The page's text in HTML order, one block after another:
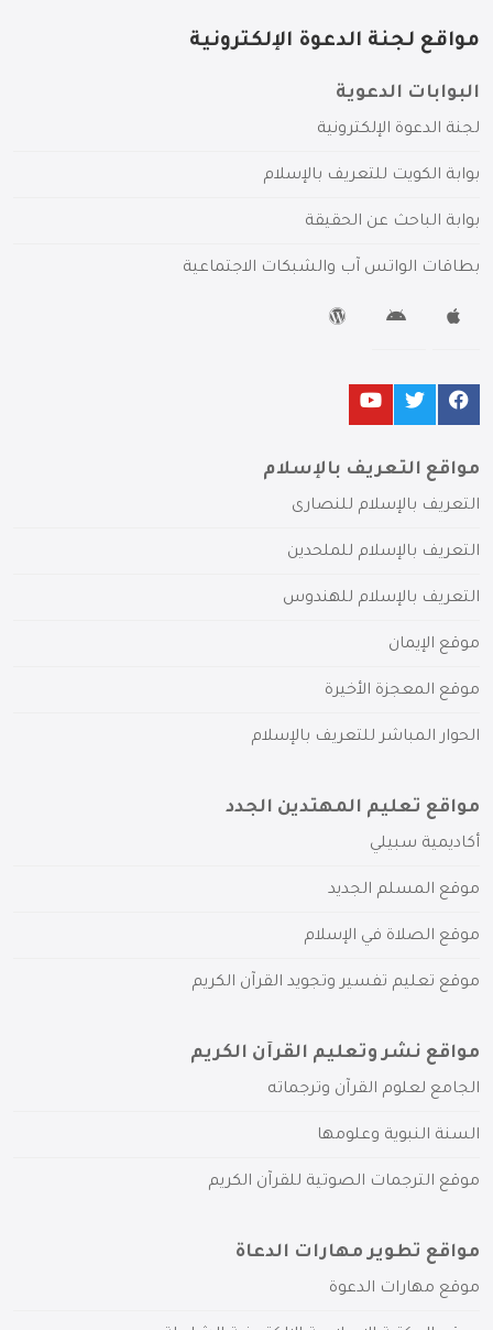
مواقع لجنة الدعوة الإلكترونية
البوابات الدعوية
لجنة الدعوة الإلكترونية
بوابة الكويت للتعريف بالإسلام
بوابة الباحث عن الحقيقة
بطاقات الواتس آب والشبكات الاجتماعية
مواقع التعريف بالإسلام
التعريف بالإسلام للنصارى
التعريف بالإسلام للملحدين
التعريف بالإسلام للهندوس
موقع الإيمان
موقع المعجزة الأخيرة
الحوار المباشر للتعريف بالإسلام
مواقع تعليم المهتدين الجدد
أكاديمية سبيلي
موقع المسلم الجديد
موقع الصلاة في الإسلام
موقع تعليم تفسير وتجويد القرآن الكريم
مواقع نشر وتعليم القرآن الكريم
الجامع لعلوم القرآن وترجماته
السنة النبوية وعلومها
موقع الترجمات الصوتية للقرآن الكريم
مواقع تطوير مهارات الدعاة
موقع مهارات الدعوة